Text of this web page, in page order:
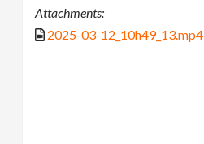
Attachments:
2025-03-12_10h49_13.mp4